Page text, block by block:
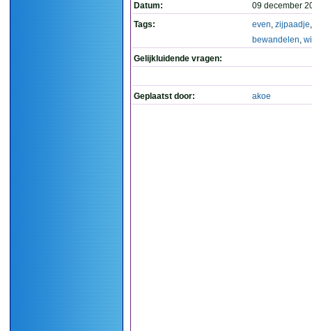
Datum:
09 december
Tags:
even, zijpaadje,
bewandelen,
Gelijkluidende vragen:
Geplaatst door: akoe